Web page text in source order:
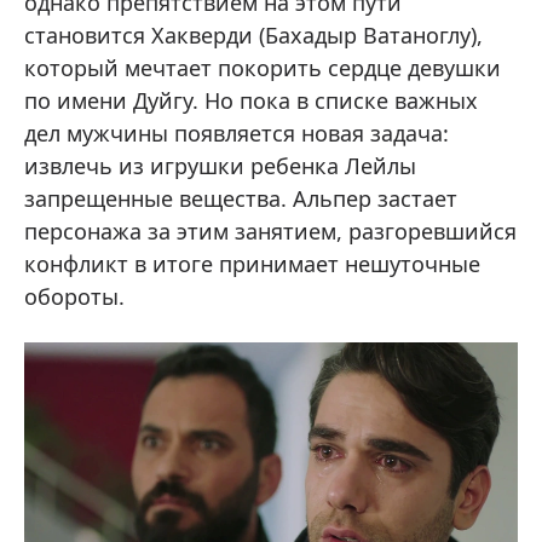
становится Хакверди (Бахадыр Ватаноглу),
который мечтает покорить сердце девушки
по имени Дуйгу. Но пока в списке важных
дел мужчины появляется новая задача:
извлечь из игрушки ребенка Лейлы
запрещенные вещества. Альпер застает
персонажа за этим занятием, разгоревшийся
конфликт в итоге принимает нешуточные
обороты.